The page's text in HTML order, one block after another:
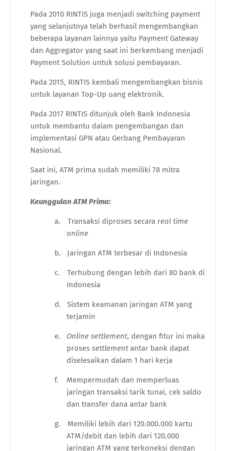
Pada 2010 RINTIS juga menjadi switching payment
yang selanjutnya telah berhasil mengembangkan
beberapa layanan lainnya yaitu Payment Gateway
dan Aggregator yang saat ini berkembang menjadi
Payment Solution untuk solusi pembayaran.
Pada 2015, RINTIS kembali mengembangkan bisnis
untuk layanan Top-Up uang elektronik.
Pada 2017 RINTIS ditunjuk oleh Bank Indonesia
untuk membantu dalam pengembangan dan
implementasi GPN atau Gerbang Pembayaran
Nasional.
Saat ini, ATM prima sudah memiliki 78 mitra
jaringan.
Keunggulan ATM Prima:
a. Transaksi diproses secara real time
online
b. Jaringan ATM terbesar di Indonesia
c.
Terhubung dengan lebih dari 80 bank di
Indonesia
d.
Sistem keamanan jaringan ATM yang
terjamin
e. Online settlement, dengan fitur ini maka
proses settlement antar bank dapat
diselesaikan dalam 1 hari kerja
f.
Mempermudah dan memperluas
jaringan transaksi tarik tunai, cek saldo
dan transfer dana antar bank
g.
Memiliki lebih dari 120.000.000 kartu
ATM/debit dan lebih dari 120.000
jaringan ATM yang terkoneksi dengan